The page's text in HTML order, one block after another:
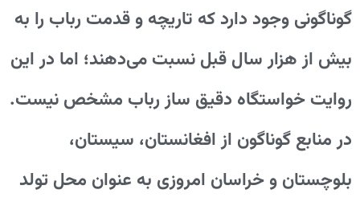
گوناگونی وجود دارد که تاریچه و قدمت رباب را به
بیش از هزار سال قبل نسبت می‌دهند؛ اما در این
روایت خواستگاه دقیق ساز رباب مشخص نیست.
در منابع گوناگون از افغانستان، سیستان،
بلوچستان و خراسان امروزی به عنوان محل تولد